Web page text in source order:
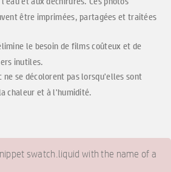
être imprimées, partagées et traitées
le besoin de films coûteux et de
inutiles.
ne se décolorent pas lorsqu'elles sont
chaleur et à l'humidité.
swatch.liquid with the name of a